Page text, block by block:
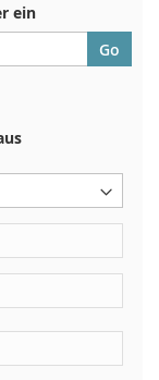
ein
der Haube